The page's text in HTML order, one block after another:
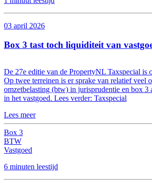
03 april 2026
Box 3 tast toch liquiditeit van
De 27e editie van de PropertyNL Taxspecial is
Op twee terreinen is er sprake van relatief veel
omzetbelasting (btw) in jurisprudentie en box 3
in het vastgoed. Lees verder: Taxspecial
Lees meer
Box 3
BTW
Vastgoed
6 minuten leestijd